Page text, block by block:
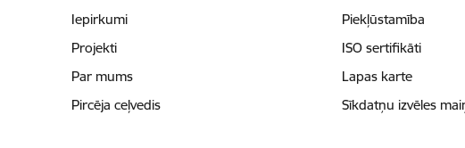
Iepirkumi
Projekti
Par mums
Pircēja ceļvedis
Piekļūstamība
ISO sertifikāti
Lapas karte
Sīkdatņu izvēles